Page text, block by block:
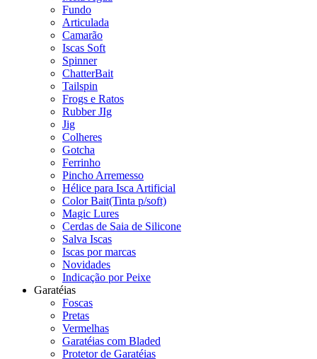
Fundo
Articulada
Camarão
Iscas Soft
Spinner
ChatterBait
Tailspin
Frogs e Ratos
Rubber JIg
Jig
Colheres
Gotcha
Ferrinho
Pincho Arremesso
Hélice para Isca Artificial
Color Bait(Tinta p/soft)
Magic Lures
Cerdas de Saia de Silicone
Salva Iscas
Iscas por marcas
Novidades
Indicação por Peixe
Garatéias
Foscas
Pretas
Vermelhas
Garatéias com Bladed
Protetor de Garatéias